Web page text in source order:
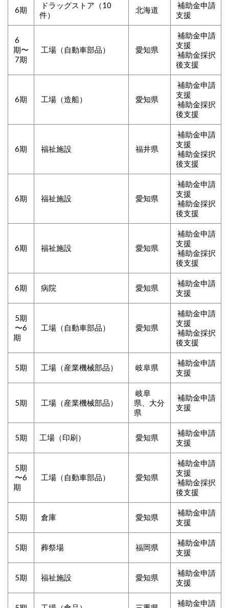
6期
ドラッグストア（10
件）
北海道
補助金申請
支援
6
期〜
7期
工場（自動車部品） 愛知県
補助金申請
支援
補助金採択
後支援
6期 工場（造船） 愛知県
補助金申請
支援
補助金採択
後支援
6期 福祉施設 福井県
補助金申請
支援
補助金採択
後支援
6期 福祉施設 愛知県
補助金申請
支援
補助金採択
後支援
6期 福祉施設 愛知県
補助金申請
支援
補助金採択
後支援
6期 病院 愛知県
補助金申請
支援
5期
〜6
期
工場（自動車部品） 愛知県
補助金申請
支援
補助金採択
後支援
5期 工場（産業機械部品） 岐阜県
補助金申請
支援
5期 工場（産業機械部品）
岐阜
県、大分
県
補助金申請
支援
5期 工場（印刷） 愛知県
補助金申請
支援
5期
〜6
期
工場（自動車部品） 愛知県
補助金申請
支援
補助金採択
後支援
5期 倉庫 愛知県
補助金申請
支援
5期 葬祭場 福岡県
補助金申請
支援
5期 福祉施設 愛知県
補助金申請
支援
補助金申請